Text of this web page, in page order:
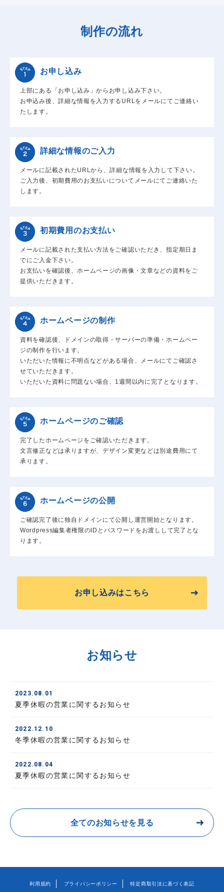
制作の流れ
お申し込み
上部にある「お申し込み」からお申し込み下さい。
お申込み後、詳細な情報を入力するURLをメールにてご連絡い
たします。
詳細な情報のご入力
メールに記載されたURLから、詳細な情報を入力して下さい。
ご入力後、初期費用のお支払いについてメールにてご連絡いた
します。
初期費用のお支払い
メールに記載された支払い方法をご確認いただき、指定期日ま
でにご入金下さい。
お支払いを確認後、ホームページの画像・文章などの資料をご
提供いただきます。
ホームページの制作
資料を確認後、ドメインの取得・サーバーの準備・ホームペー
ジの制作を行います。
いただいた情報に不明点などがある場合、メールにてご確認さ
せていただきます。
いただいた資料に問題ない場合、1週間以内に完了となります。
ホームページのご確認
完了したホームページをご確認いただきます。
文言修正などは承りますが、デザイン変更などは別途費用にて
承ります。
ホームページの公開
ご確認完了後に独自ドメインにて公開し運営開始となります。
Wordpress編集者権限のIDとパスワードをお渡しして完了とな
ります。
お申し込みはこちら
お知らせ
2023.08.01
夏季休暇の営業に関するお知らせ
2022.12.10
冬季休暇の営業に関するお知らせ
2022.08.04
夏季休暇の営業に関するお知らせ
全てのお知らせを見る
利用規約 プライバシーポリシー 特定商取引法に基づく表記